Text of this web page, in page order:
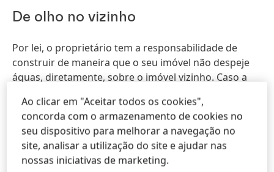
De olho no vizinho
Por lei, o proprietário tem a responsabilidade de
construir de maneira que o seu imóvel não despeje
águas, diretamente, sobre o imóvel vizinho. Caso a
obrigado, por lei, a demolir as construções feitas,
além de responder por perdas e danos.
Ao clicar em "Aceitar todos os cookies",
concorda com o armazenamento de cookies no
seu dispositivo para melhorar a navegação no
site, analisar a utilização do site e ajudar nas
nossas iniciativas de marketing.